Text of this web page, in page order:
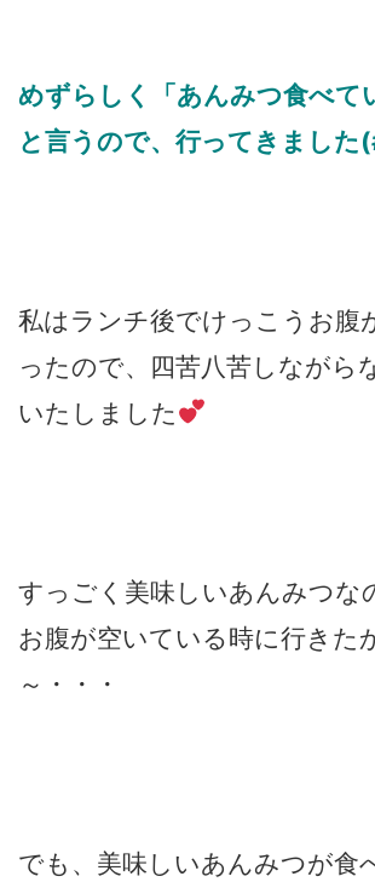
めずらしく「あんみつ食べて
と言うので、行ってきました
私はランチ後でけっこうお腹
ったので、四苦八苦しながら
いたしました
すっごく美味しいあんみつな
お腹が空いている時に行きた
～・・・
でも、美味しいあんみつが食